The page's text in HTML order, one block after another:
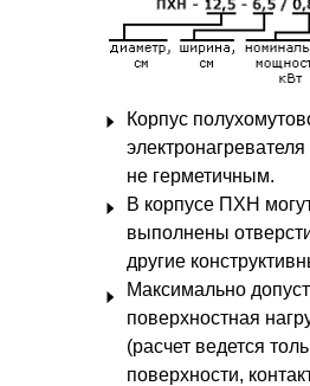
Корпус
не герметичным.
В корпусе ПХН
выполнены
другие
Максимально
поверхностная
(расчет ведется
поверхности,